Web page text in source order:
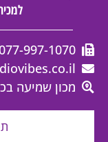
997-1070
מכון שמיעה